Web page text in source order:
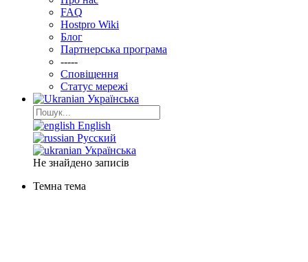
FAQ
Hostpro Wiki
Блог
Партнерська програма
-----
Сповіщення
Статус мережі
Українська
English
Русский
Українська
Не знайдено записів
Темна тема